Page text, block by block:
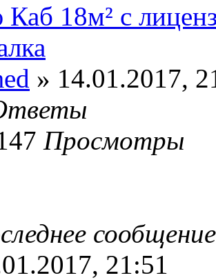
18м² с
» 14.01.2017,
Просмотры
21:51